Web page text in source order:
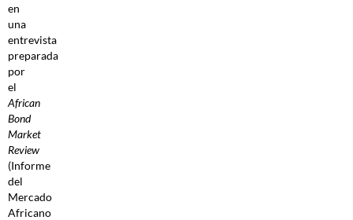
en
una
entrevista
preparada
por
el
African
Bond
Market
Review
(Informe
del
Mercado
Africano